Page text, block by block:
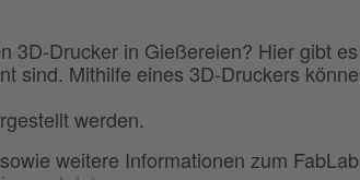
3D-Drucker in Gießereien? Hier gibt
sind. Mithilfe eines 3D-Druckers
werden.
weitere Informationen zum